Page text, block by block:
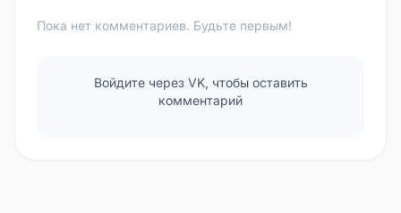
Пока нет комментариев. Будьте первым!
Войдите через VK, чтобы оставить
комментарий